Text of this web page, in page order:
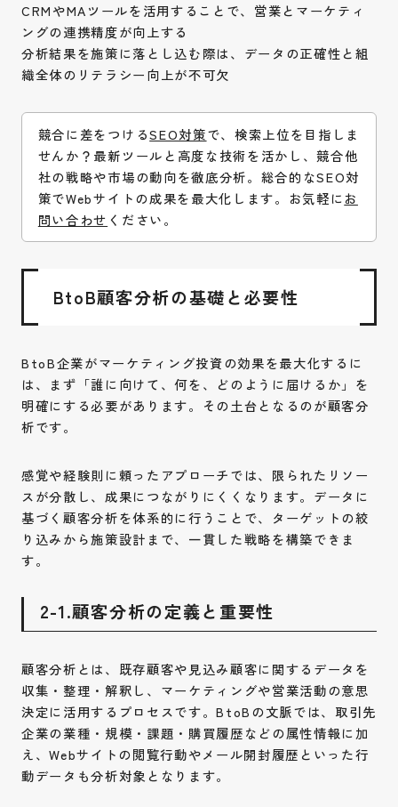
CRMやMAツールを活用することで、営業とマーケティ
ングの連携精度が向上する
分析結果を施策に落とし込む際は、データの正確性と組
織全体のリテラシー向上が不可欠
競合に差をつけるSEO対策で、検索上位を目指しま
せんか？最新ツールと高度な技術を活かし、競合他
社の戦略や市場の動向を徹底分析。総合的なSEO対
策でWebサイトの成果を最大化します。お気軽にお
問い合わせ ください。
BtoB顧客分析の基礎と必要性
BtoB企業がマーケティング投資の効果を最大化するに
は、まず「誰に向けて、何を、どのように届けるか」を
明確にする必要があります。その土台となるのが顧客分
析です。
感覚や経験則に頼ったアプローチでは、限られたリソー
スが分散し、成果につながりにくくなります。データに
基づく顧客分析を体系的に行うことで、ターゲットの絞
り込みから施策設計まで、一貫した戦略を構築できま
す。
2-1.顧客分析の定義と重要性
顧客分析とは、既存顧客や見込み顧客に関するデータを
収集・整理・解釈し、マーケティングや営業活動の意思
決定に活用するプロセスです。BtoBの文脈では、取引先
企業の業種・規模・課題・購買履歴などの属性情報に加
え、Webサイトの閲覧行動やメール開封履歴といった行
動データも分析対象となります。